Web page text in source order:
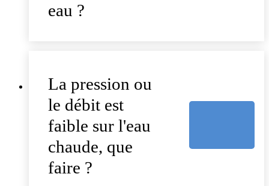
eau ?
La pression ou
le débit est
faible sur l'eau
chaude, que
faire ?